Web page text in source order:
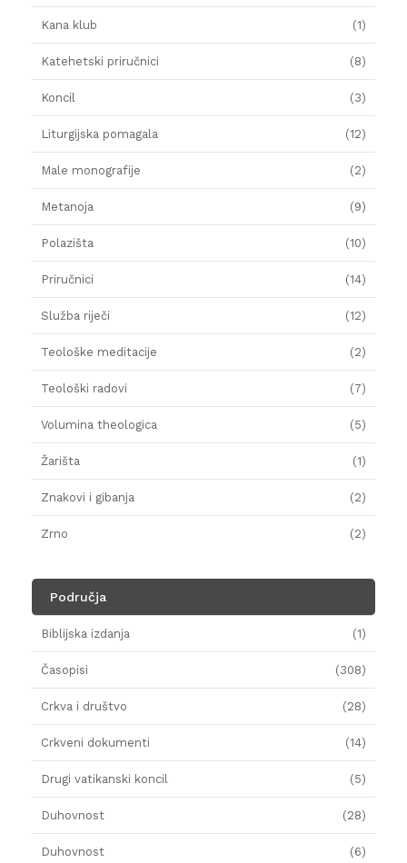
Kana klub (1)
Katehetski priručnici (8)
Koncil (3)
Liturgijska pomagala (12)
Male monografije (2)
Metanoja (9)
Polazišta (10)
Priručnici (14)
Služba riječi (12)
Teološke meditacije (2)
Teološki radovi (7)
Volumina theologica (5)
Žarišta (1)
Znakovi i gibanja (2)
Zrno (2)
Područja
Biblijska izdanja (1)
Časopisi (308)
Crkva i društvo (28)
Crkveni dokumenti (14)
Drugi vatikanski koncil (5)
Duhovnost (28)
Duhovnost (6)